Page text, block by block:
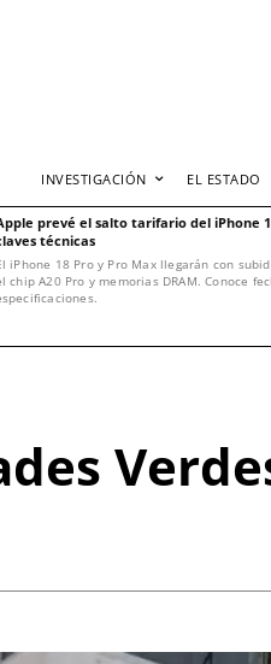
INVESTIGACIÓN EL ESTADO
prevé el salto tarifario del iPhone
técnicas
iPhone 18 Pro y Pro Max llegarán con
chip A20 Pro y memorias DRAM. Conoce